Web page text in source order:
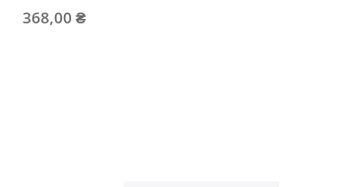
368,00 ₴